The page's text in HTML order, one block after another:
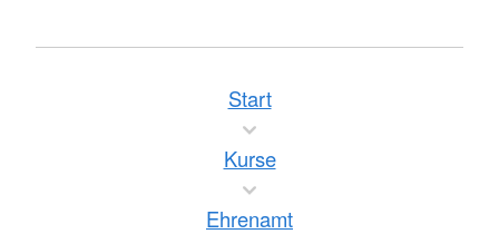
Start
Kurse
Ehrenamt